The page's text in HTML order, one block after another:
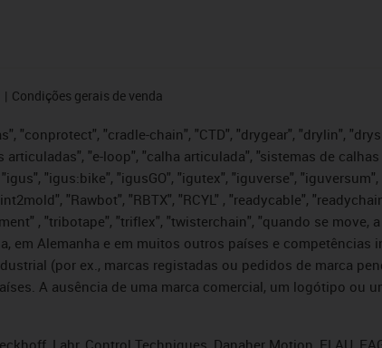
Condições gerais de venda
"conprotect", "cradle-chain", "CTD", "drygear", "drylin",
"e-loop", "calha articulada", "sistemas de
"igus:bike", "igusGO", "igutex", "iguverse",
"Rawbot", "RBTX", "RCYL" , "readycable",
, "tribotape", "triflex", "twisterchain", "quando se move,
em Alemanha e em muitos outros países e competências
(por ex., marcas registadas ou pedidos de marca
A ausência de uma marca comercial, um logótipo ou
Lahr, Control Techniques, Danaher Motion, ELAU,